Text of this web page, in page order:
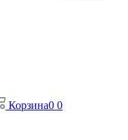
Корзина0 0